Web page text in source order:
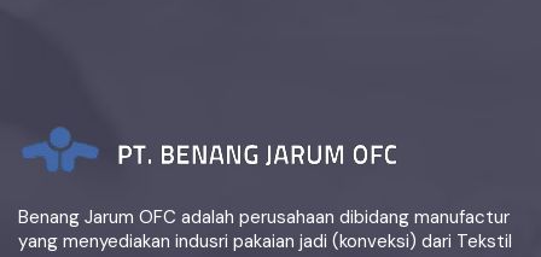
Benang Jarum OFC adalah perusahaan dibidang manufactur
yang menyediakan indusri pakaian jadi (konveksi) dari Tekstil